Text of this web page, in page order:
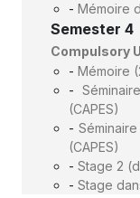
- Mémoire
Semester 4
Compulsory
- Mémoire
-
(CAPES)
-
(CAPES)
- Stage 2
- Stage